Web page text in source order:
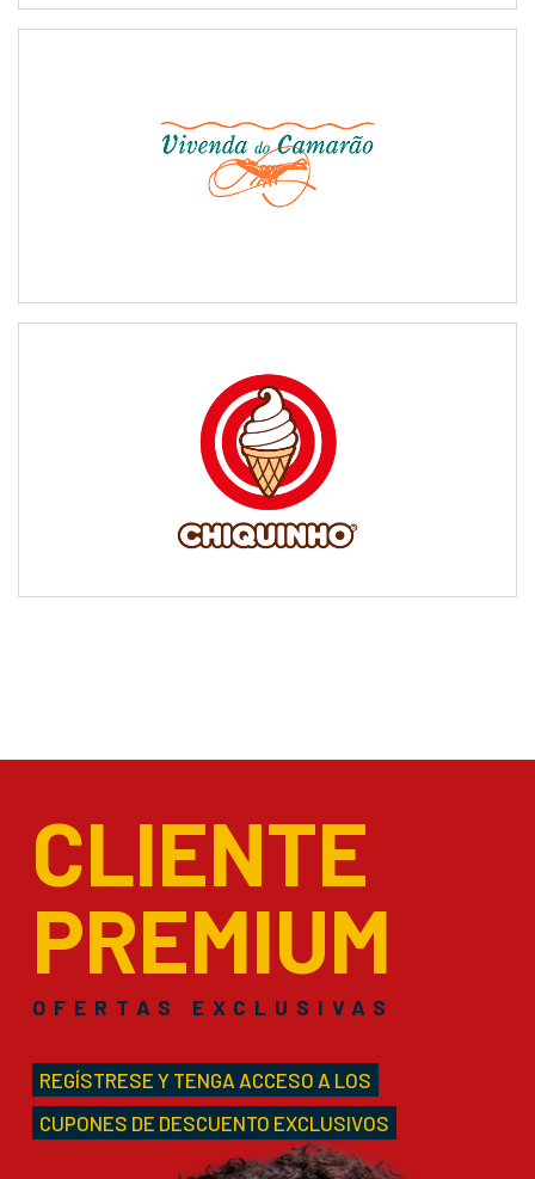
CLIENTE
PREMIUM
OFERTAS EXCLUSIVAS
REGÍSTRESE Y TENGA ACCESO A LOS
CUPONES DE DESCUENTO EXCLUSIVOS